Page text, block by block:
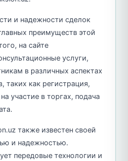
и надежности сделок
преимуществ этой
на сайте
услуги,
в различных аспектах
таких как регистрация,
участие в торгах, подача
также известен своей
и надежностью.
передовые технологии и